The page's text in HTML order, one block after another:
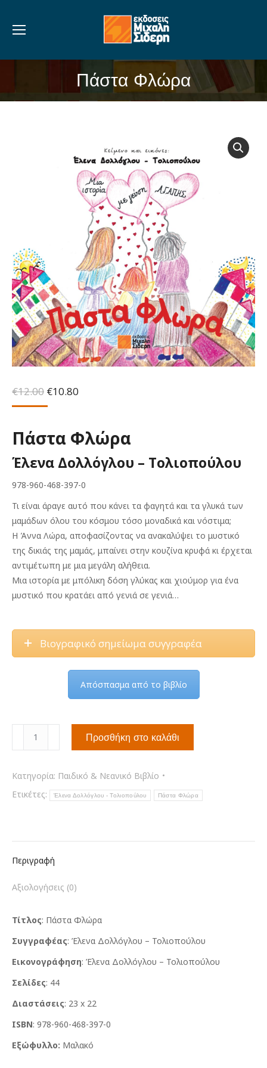
Πάστα Φλώρα
You are here:
€12.00 Original
price
€12.00.
€10.80
είναι:
€10.80.
Πάστα Φλώρα
Έλενα Δολλόγλου – Τολιοπούλου
978-960-468-397-0
Τι είναι άραγε αυτό που κάνει τα φαγητά και τα γλυκά των
μαμάδων όλου του κόσμου τόσο μοναδικά και νόστιμα;
Η Άννα Λώρα, αποφασίζοντας να ανακαλύψει το μυστικό
της δικιάς της μαμάς, μπαίνει στην κουζίνα κρυφά κι έρχεται
αντιμέτωπη με μια μεγάλη αλήθεια.
Μια ιστορία με μπόλικη δόση γλύκας και χιούμορ για ένα
μυστικό που κρατάει από γενιά σε γενιά…
Βιογραφικό σημείωμα συγγραφέα
Απόσπασμα από το βιβλίο
Προσθήκη στο καλάθι
Κατηγορία: Παιδικό & Νεανικό Βιβλίο
Ετικέτες:
Έλενα Δολλόγλου - Τολιοπούλου Πάστα Φλώρα
Περιγραφή
Αξιολογήσεις (0)
Τίτλος: Πάστα Φλώρα
Συγγραφέας: Έλενα Δολλόγλου – Τολιοπούλου
Εικονογράφηση: Έλενα Δολλόγλου – Τολιοπούλου
Σελίδες: 44
Διαστάσεις: 23 x 22
ISBN: 978-960-468-397-0
Εξώφυλλο: Μαλακό